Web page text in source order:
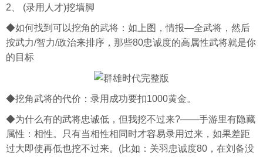
2、 (录用人才)挖墙脚
◆如何找到可以挖角的武将：如上图，情报—全武将，然后
按武力/智力/政治来排序，那些80忠诚度的高属性武将就是你
的目标
◆挖角武将的代价：录用成功要扣1000黄金。
◆为什么有的武将忠诚低，但我挖不过来?——手游里有隐藏
属性：相性。只有当相性相同时才容易录用过来，如果差距
过大即使再低也挖不过来。(比如：关羽忠诚度80，在刘备没